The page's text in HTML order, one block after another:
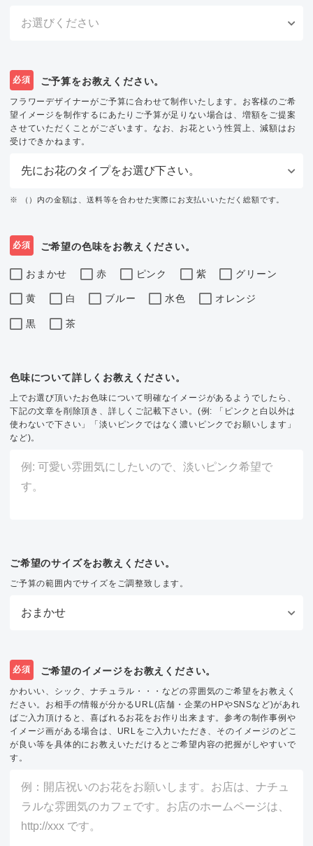
必須 ご予算をお教えください。
フラワーデザイナーがご予算に合わせて制作いたします。お客様のご希
望イメージを制作するにあたりご予算が足りない場合は、増額をご提案
させていただくことがございます。なお、お花という性質上、減額はお
受けできかねます。
※ （）内の金額は、送料等を合わせた実際にお支払いいただく総額です。
必須 ご希望の色味をお教えください。
おまかせ 赤 ピンク 紫 グリーン
黄 白 ブルー 水色 オレンジ
黒 茶
色味について詳しくお教えください。
上でお選び頂いたお色味について明確なイメージがあるようでしたら、
下記の文章を削除頂き、詳しくご記載下さい。(例: 「ピンクと白以外は
使わないで下さい」「淡いピンクではなく濃いピンクでお願いします」
など)。
ご希望のサイズをお教えください。
ご予算の範囲内でサイズをご調整致します。
必須 ご希望のイメージをお教えください。
かわいい、シック、ナチュラル・・・などの雰囲気のご希望をお教えく
ださい。お相手の情報が分かるURL(店舗・企業のHPやSNSなど)があれ
ばご入力頂けると、喜ばれるお花をお作り出来ます。参考の制作事例や
イメージ画がある場合は、URLをご入力いただき、そのイメージのどこ
が良い等を具体的にお教えいただけるとご希望内容の把握がしやすいで
す。